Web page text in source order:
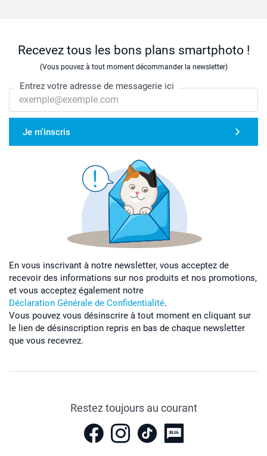
Recevez tous les bons plans smartphoto !
(Vous pouvez à tout moment décommander la newsletter)
Entrez votre adresse de messagerie ici
Je m'inscris
En vous inscrivant à notre newsletter, vous acceptez de
recevoir des informations sur nos produits et nos promotions,
et vous acceptez également notre
Déclaration Générale de Confidentialité.
Vous pouvez vous désinscrire à tout moment en cliquant sur
le lien de désinscription repris en bas de chaque newsletter
que vous recevrez.
Restez toujours au courant